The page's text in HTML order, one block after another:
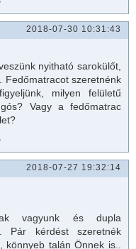
2018-07-30 10:31:43
nyitható sarokülőt,
Fedőmatracot szeretnénk
milyen felületű
Vagy a fedőmatrac
2018-07-27 19:32:14
vagyunk és dupla
Pár kérdést szeretnék
talán Önnek is..